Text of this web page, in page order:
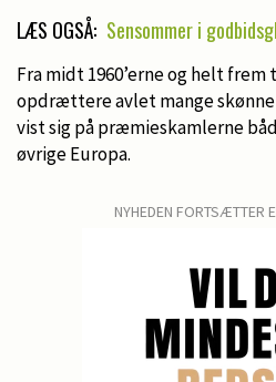
LÆS OGSÅ: Sensommer i
Fra midt 1960’erne og helt
opdrættere avlet mange
vist sig på præmieskamlerne
øvrige Europa.
NYHEDEN FORTSÆTTER